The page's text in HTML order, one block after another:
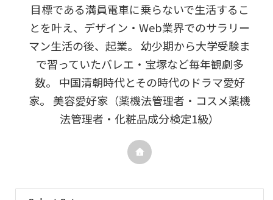
目標である満員電車に乗らないで生活するこ
とを叶え、デザイン・Web業界でのサラリー
マン生活の後、起業。 幼少期から大学受験ま
で習っていたバレエ・宝塚など毎年観劇多
数。 中国清朝時代とその時代のドラマ愛好
家。 美容愛好家（薬機法管理者・コスメ薬機
法管理者・化粧品成分検定1級）